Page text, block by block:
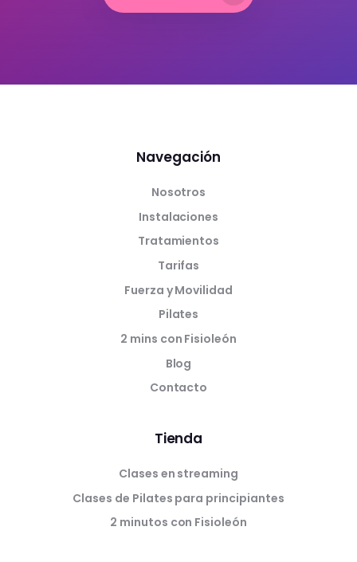
Navegación
Nosotros
Instalaciones
Tratamientos
Tarifas
Fuerza y Movilidad
Pilates
2 mins con Fisioleón
Blog
Contacto
Tienda
Clases en streaming
Clases de Pilates para principiantes
2 minutos con Fisioleón